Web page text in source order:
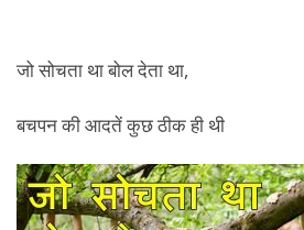
जो सोचता था बोल देता था,
बचपन की आदतें कुछ ठीक ही थी